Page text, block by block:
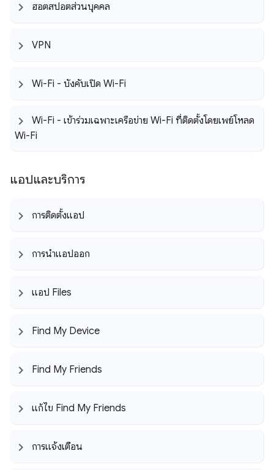
ฮอตสปอตส่วนบุคคล
VPN
Wi-Fi - บังคับเปิด Wi-Fi
Wi-Fi - เข้าร่วมเฉพาะเครือข่าย Wi-Fi ที่ติดตั้งโดยเพย์โหลด
Wi-Fi
แอปและบริการ
การติดตั้งแอป
การนำแอปออก
แอป Files
Find My Device
Find My Friends
แก้ไข Find My Friends
การแจ้งเตือน